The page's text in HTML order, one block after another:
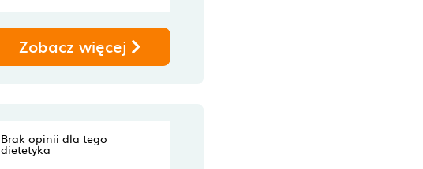
Zobacz więcej
Brak opinii dla tego
dietetyka